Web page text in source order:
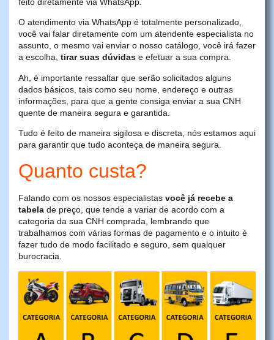
O atendimento via WhatsApp é totalmente personalizado,
você vai falar diretamente com um atendente especialista no
assunto, o mesmo vai enviar o nosso catálogo, você irá fazer
a escolha, tirar suas dúvidas e efetuar a sua compra.
Ah, é importante ressaltar que serão solicitados alguns
dados básicos, tais como seu nome, endereço e outras
informações, para que a gente consiga enviar a sua CNH
quente de maneira segura e garantida.
Tudo é feito de maneira sigilosa e discreta, nós estamos aqui
para garantir que tudo aconteça de maneira segura.
Quanto custa?
Falando com os nossos especialistas você já recebe a
tabela de preço, que tende a variar de acordo com a
categoria da sua CNH comprada, lembrando que
trabalhamos com várias formas de pagamento e o intuito é
fazer tudo de modo facilitado e seguro, sem qualquer
burocracia.